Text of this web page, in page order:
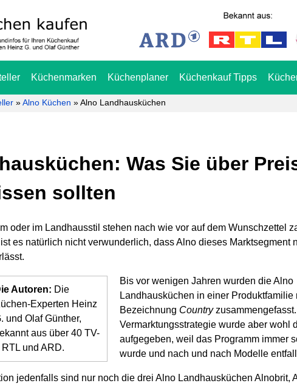
Küchenmarken Küchenplaner Küchenkauf Tipps
»Alno Küchen »Alno Landhausküchen
Was Sie über
sollten
oder im Landhausstil stehen nach wie vor auf dem Wunschzettel
es natürlich nicht verwunderlich, dass Alno dieses Marktsegment
Autoren: Die
Experten Heinz
und Olaf Günther,
aus über 40 TV-
und ARD.
Bis vor wenigen Jahren wurden die Alno
Landhausküchen in einer Produktfamilie
Bezeichnung Country
Vermarktungsstrategie wurde aber wohl
aufgegeben, weil das Programm immer
wurde und nach und nach Modelle
jedenfalls sind nur noch die drei Alno Landhausküchen Alnobrit,